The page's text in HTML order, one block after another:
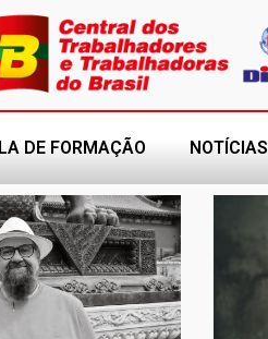
DE FORMAÇÃO NOTÍCIAS